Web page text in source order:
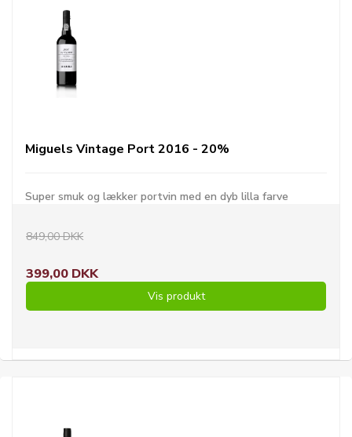
Miguels Vintage Port 2016 - 20%
Super smuk og lækker portvin med en dyb lilla farve
849,00 DKK
399,00 DKK
Vis produkt